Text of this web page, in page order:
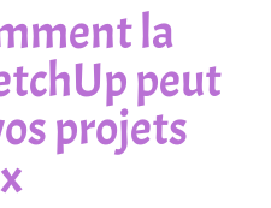
la
peut
projets